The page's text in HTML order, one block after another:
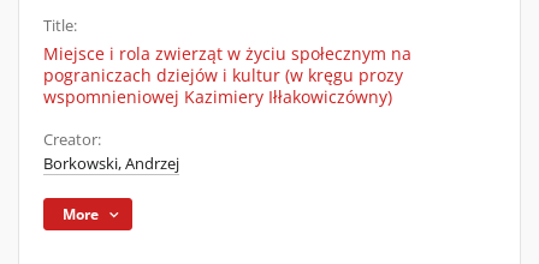
Title:
Miejsce i rola zwierząt w życiu społecznym na
pograniczach dziejów i kultur (w kręgu prozy
wspomnieniowej Kazimiery Iłłakowiczówny)
Creator:
Borkowski, Andrzej
More